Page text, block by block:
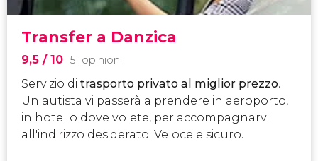
Transfer a Danzica
9,5 / 10 51 opinioni
Servizio di trasporto privato al miglior prezzo.
Un autista vi passerà a prendere in aeroporto,
in hotel o dove volete, per accompagnarvi
all'indirizzo desiderato. Veloce e sicuro.